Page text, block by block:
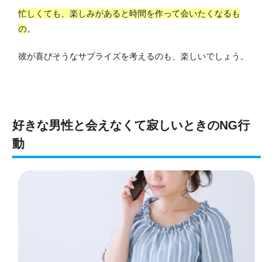
忙しくても、楽しみがあると時間を作って会いたくなるも
の。
彼が喜びそうなサプライズを考えるのも、楽しいでしょう。
好きな男性と会えなくて寂しいときのNG行
動